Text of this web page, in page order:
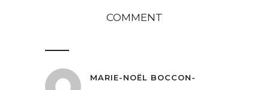
COMMENT
MARIE-NOËL BOCCON-